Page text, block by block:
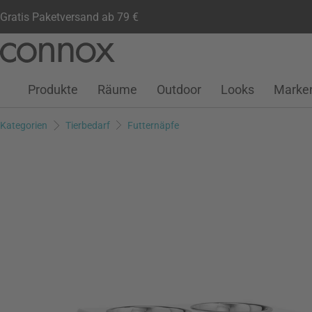
Gratis Paketversand ab 79 €
Seiteninhalt
Suchfeld
Kundenkonto
Wunschliste
Warenkorb
Produkte Räume Outdoor Looks
Kategorien Tierbedarf Futternäpfe